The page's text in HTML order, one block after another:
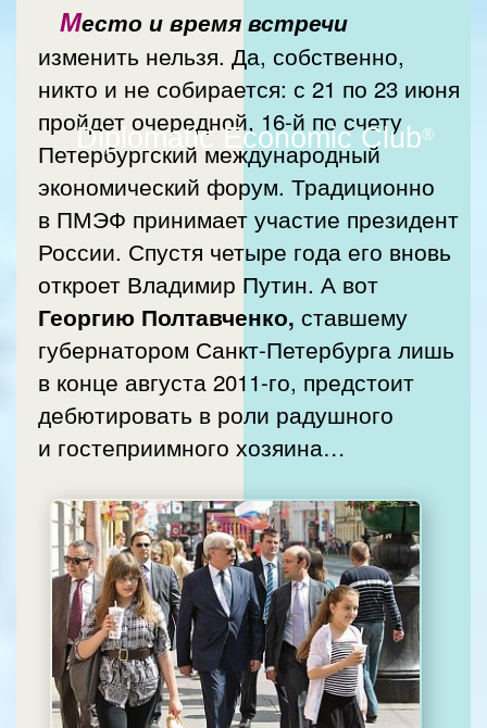
Diplomatic Economic Club®
Место и время встречи
изменить нельзя. Да, собственно,
никто и не собирается: с 21 по 23 июня
пройдет очередной, 16-й по счету
Петербургский международный
экономический форум. Традиционно
в ПМЭФ принимает участие президент
России. Спустя четыре года его вновь
откроет Владимир Путин. А вот
Георгию Полтавченко,
губернатором Санкт-Петербурга лишь
в конце августа 2011-го, предстоит
дебютировать в роли радушного
и гостеприимного хозяина…